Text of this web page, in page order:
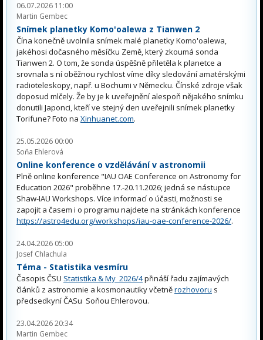
06.07.2026 11:00
Martin Gembec
Snímek planetky Komo'oalewa z Tianwen 2
Čína konečně uvolnila snímek malé planetky Komo'oalewa,
jakéhosi dočasného měsíčku Země, který zkoumá sonda
Tianwen 2. O tom, že sonda úspěšně přiletěla k planetce a
srovnala s ní oběžnou rychlost víme díky sledování amatérskými
radioteleskopy, např. u Bochumi v Německu. Čínské zdroje však
doposud mlčely. Že by je k uveřejnění alespoň nějakého snímku
donutili Japonci, kteří ve stejný den uveřejnili snímek planetky
Torifune? Foto na Xinhuanet.com.
25.05.2026 00:00
Soňa Ehlerová
Online konference o vzdělávání v astronomii
Plně online konference "IAU OAE Conference on Astronomy for
Education 2026" proběhne 17.-20.11.2026; jedná se nástupce
Shaw-IAU Workshops. Více informací o účasti, možnosti se
zapojit a časem i o programu najdete na stránkách konference
https://astro4edu.org/workshops/iau-oae-conference-2026/.
24.04.2026 05:00
Josef Chlachula
Téma - Statistika vesmíru
Časopis ČSU Statistika & My 2026/4přináší řadu zajímavých
článků z astronomie a kosmonautiky včetněrozhovoru s
předsedkyní ČASu Soňou Ehlerovou.
23.04.2026 20:34
Martin Gembec